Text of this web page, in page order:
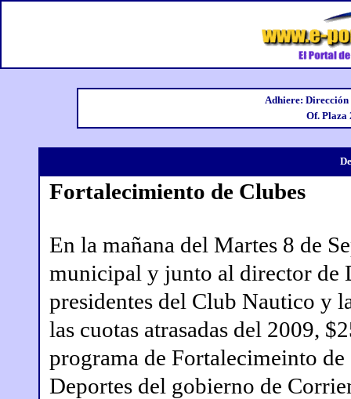
Adhiere: Dirección
Of. Plaza
Fortalecimiento de Clubes
En la mañana del Martes 8 de
municipal y junto al director de
presidentes del Club Nautico y
las cuotas atrasadas del 2009,
programa de Fortalecimeinto
Deportes del gobierno de